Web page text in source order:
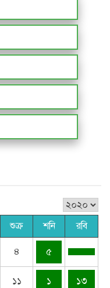
শুক্র শনি রবি
৪ ৫
১১ ১ ১৩